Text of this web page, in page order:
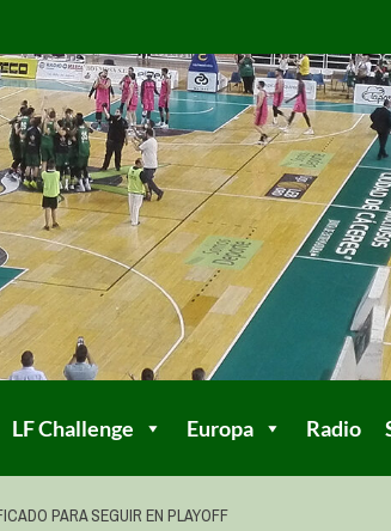
LF Challenge Europa Radio
PARA SEGUIR EN PLAYOFF